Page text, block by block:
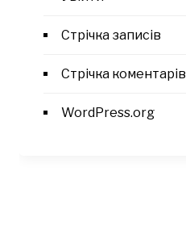
Стрічка записів
Стрічка коментарів
WordPress.org